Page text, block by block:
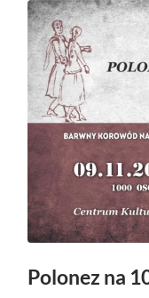
Polonez na